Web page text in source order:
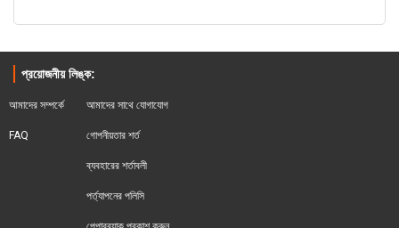
প্রয়োজনীয় লিঙ্ক:
আমাদের সম্পর্কে
FAQ
আমাদের সাথে যোগাযোগ
গোপনীয়তার শর্ত
ব্যবহারের শর্তাবলী
পর্ত্যাপনের পলিসি